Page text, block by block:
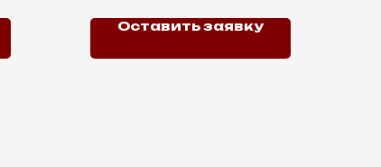
Оставить заявку